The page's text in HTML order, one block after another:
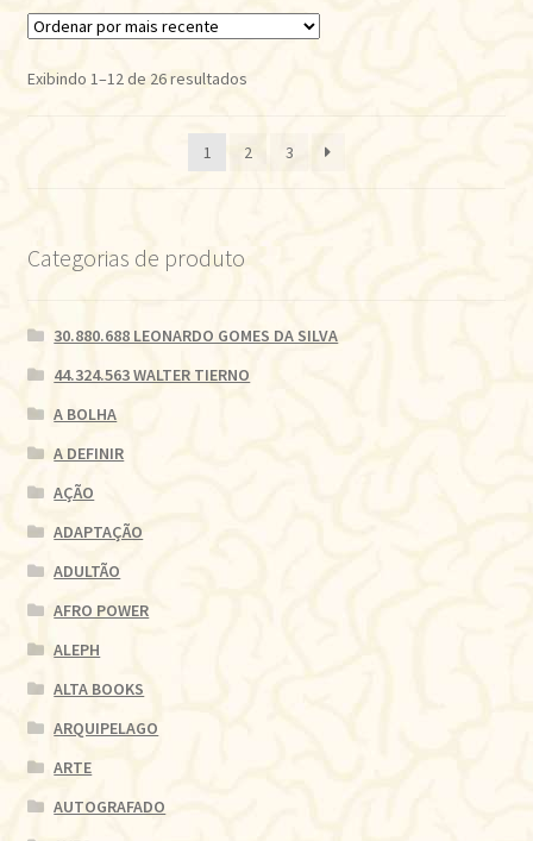
Exibindo 1–12 de 26 resultadosClassificado
recente
1 2 3
Categorias de produto
30.880.688 LEONARDO GOMES DA SILVA
44.324.563 WALTER TIERNO
A BOLHA
A DEFINIR
AÇÃO
ADAPTAÇÃO
ADULTÃO
AFRO POWER
ALEPH
ALTA BOOKS
ARQUIPELAGO
ARTE
AUTOGRAFADO